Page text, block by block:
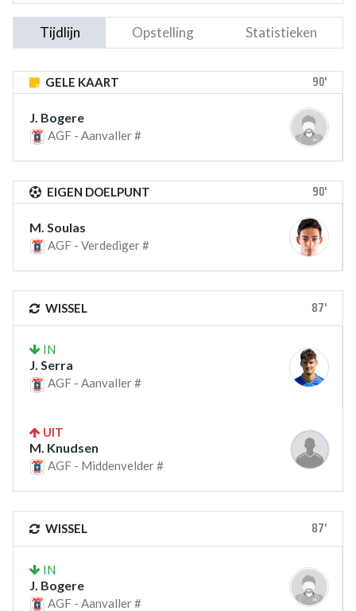
Tijdlijn Opstelling Statistieken
GELE KAART 90'
J. Bogere
AGF - Aanvaller #
EIGEN DOELPUNT 90'
M. Soulas
AGF - Verdediger #
WISSEL 87'
IN
J. Serra
AGF - Aanvaller #
UIT
M. Knudsen
AGF - Middenvelder #
WISSEL 87'
IN
J. Bogere
AGF - Aanvaller #